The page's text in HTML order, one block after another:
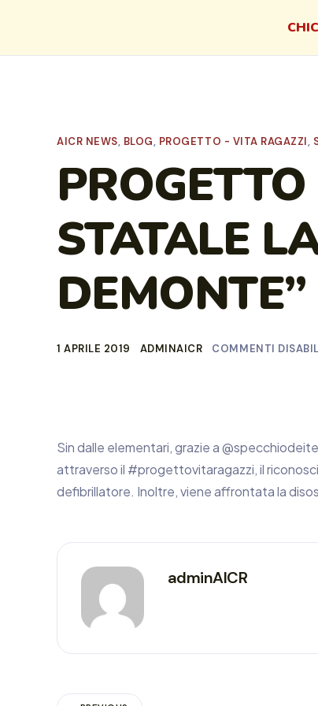
CHI
AICR NEWS, BLOG, PROGETTO - VITA RAGAZZI,
STATALE
DEMONTE”
1 APRILE 2019 ADMINAICR COMMENTI
Sin dalle elementari, grazie a
attraverso il #progettovitaragazzi, il
defibrillatore. Inoltre, viene affrontata la
adminAICR